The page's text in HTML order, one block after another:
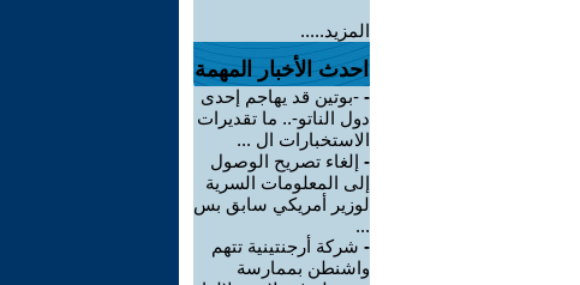
المزيد.....
احدث الأخبار المهمة
- -بوتين قد يهاجم إحدى
دول الناتو-.. ما تقديرات
الاستخبارات ال ...
- إلغاء تصريح الوصول
إلى المعلومات السرية
لوزير أمريكي سابق بس
...
- شركة أرجنتينية تتهم
واشنطن بممارسة